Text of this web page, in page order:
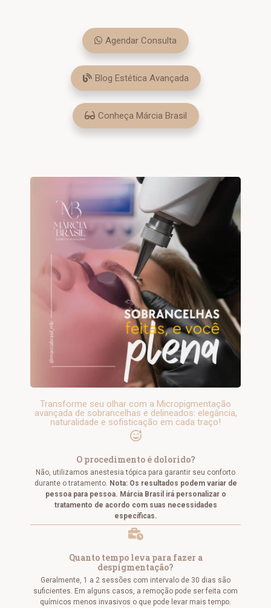
Agendar Consulta
Blog Estética Avançada
Conheça Márcia Brasil
Transforme seu olhar com a Micropigmentação
avançada de sobrancelhas e delineados: elegância,
naturalidade e sofisticação em cada traço!
O procedimento é dolorido?
Não, utilizamos anestesia tópica para garantir seu conforto
durante o tratamento. Nota: Os resultados podem variar de
pessoa para pessoa. Márcia Brasil irá personalizar o
tratamento de acordo com suas necessidades
específicas.
Quanto tempo leva para fazer a
despigmentação?
Geralmente, 1 a 2 sessões com intervalo de 30 dias são
suficientes. Em alguns casos, a remoção pode ser feita com
químicos menos invasivos o que pode levar mais tempo.